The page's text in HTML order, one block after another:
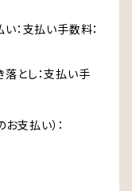
：支払い手数料：
落とし：支払い手
支払い）：